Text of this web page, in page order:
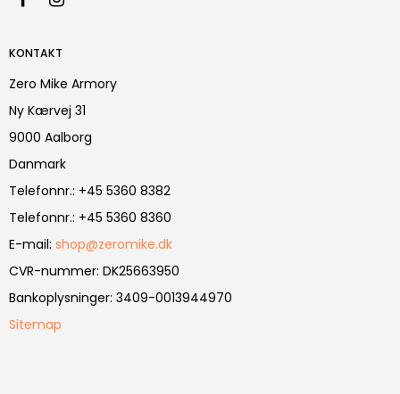
KONTAKT
Zero Mike Armory
Ny Kærvej 31
9000 Aalborg
Danmark
Telefonnr.: +45 5360 8382
Telefonnr.: +45 5360 8360
E-mail: shop@zeromike.dk
CVR-nummer: DK25663950
Bankoplysninger: 3409-0013944970
Sitemap